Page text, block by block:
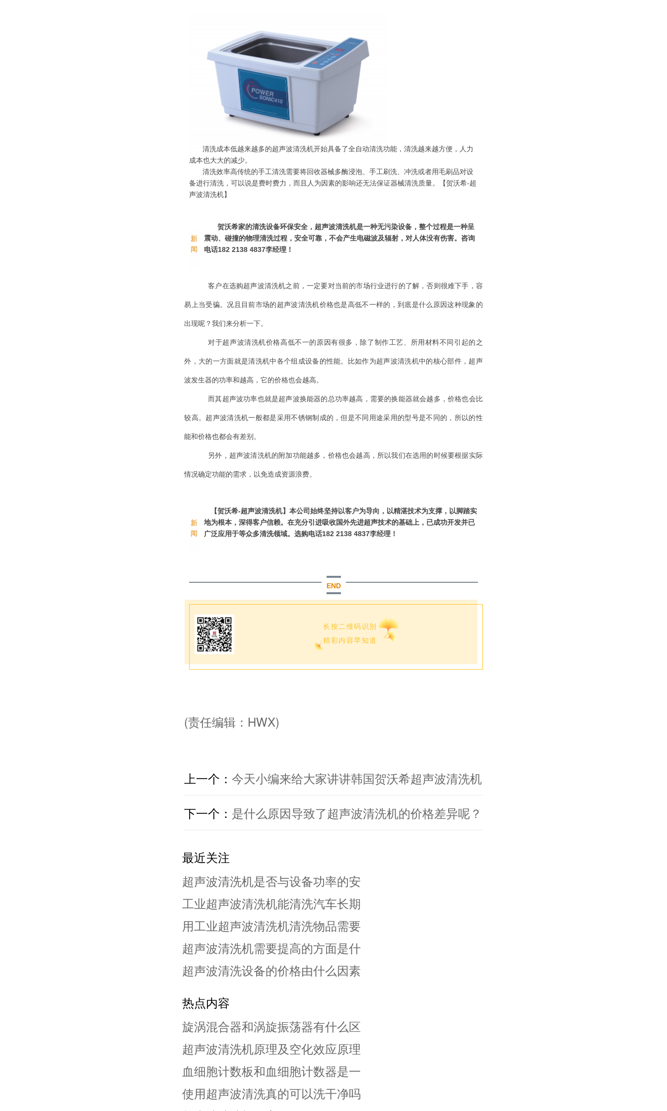
清洗成本低越来越多的超声波清洗机开始具备了全自动清洗功能，清洗越来越方便，人力
成本也大大的减少。
清洗效率高传统的手工清洗需要将回收器械多酶浸泡、手工刷洗、冲洗或者用毛刷品对设
备进行清洗，可以说是费时费力，而且人为因素的影响还无法保证器械清洗质量。【贺沃希-超
声波清洗机】
新
闻
贺沃希家的清洗设备环保安全，超声波清洗机是一种无污染设备，整个过程是一种呈
震动、碰撞的物理清洗过程，安全可靠，不会产生电磁波及辐射，对人体没有伤害。咨询
电话182 2138 4837李经理！
客户在选购超声波清洗机之前，一定要对当前的市场行业进行的了解，否则很难下手，容
易上当受骗。况且目前市场的超声波清洗机价格也是高低不一样的，到底是什么原因这种现象的
出现呢？我们来分析一下。
对于超声波清洗机价格高低不一的原因有很多，除了制作工艺、所用材料不同引起的之
外，大的一方面就是清洗机中各个组成设备的性能。比如作为超声波清洗机中的核心部件，超声
波发生器的功率和越高，它的价格也会越高。
而其超声波功率也就是超声波换能器的总功率越高，需要的换能器就会越多，价格也会比
较高。超声波清洗机一般都是采用不锈钢制成的，但是不同用途采用的型号是不同的，所以的性
能和价格也都会有差别。
另外，超声波清洗机的附加功能越多，价格也会越高，所以我们在选用的时候要根据实际
情况确定功能的需求，以免造成资源浪费。
新
闻
【贺沃希-超声波清洗机】本公司始终坚持以客户为导向，以精湛技术为支撑，以脚踏实
地为根本，深得客户信赖。在充分引进吸收国外先进超声技术的基础上，已成功开发并已
广泛应用于等众多清洗领域。选购电话182 2138 4837李经理！
END
长按二维码识别
精彩内容早知道
(责任编辑：HWX)
上一个：今天小编来给大家讲讲韩国贺沃希超声波清洗机
下一个： 是什么原因导致了超声波清洗机的价格差异呢？
最近关注
超声波清洗机是否与设备功率的安
工业超声波清洗机能清洗汽车长期
用工业超声波清洗机清洗物品需要
超声波清洗机需要提高的方面是什
超声波清洗设备的价格由什么因素
热点内容
旋涡混合器和涡旋振荡器有什么区
超声波清洗机原理及空化效应原理
血细胞计数板和血细胞计数器是一
使用超声波清洗真的可以洗干净吗